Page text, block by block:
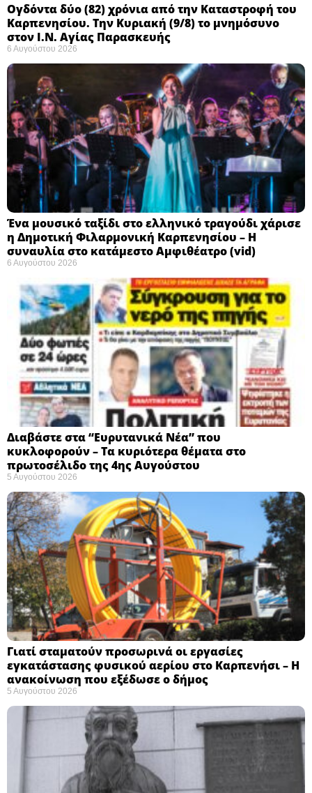
Ογδόντα δύο (82) χρόνια από την Καταστροφή του
Καρπενησίου. Την Κυριακή (9/8) το μνημόσυνο
στον Ι.Ν. Αγίας Παρασκευής
6 Αυγούστου 2026
Ένα μουσικό ταξίδι στο ελληνικό τραγούδι χάρισε
η Δημοτική Φιλαρμονική Καρπενησίου – Η
συναυλία στο κατάμεστο Αμφιθέατρο (vid)
6 Αυγούστου 2026
Διαβάστε στα “Ευρυτανικά Νέα” που
κυκλοφορούν – Τα κυριότερα θέματα στο
πρωτοσέλιδο της 4ης Αυγούστου
5 Αυγούστου 2026
Γιατί σταματούν προσωρινά οι εργασίες
εγκατάστασης φυσικού αερίου στο Καρπενήσι – Η
ανακοίνωση που εξέδωσε ο δήμος
5 Αυγούστου 2026